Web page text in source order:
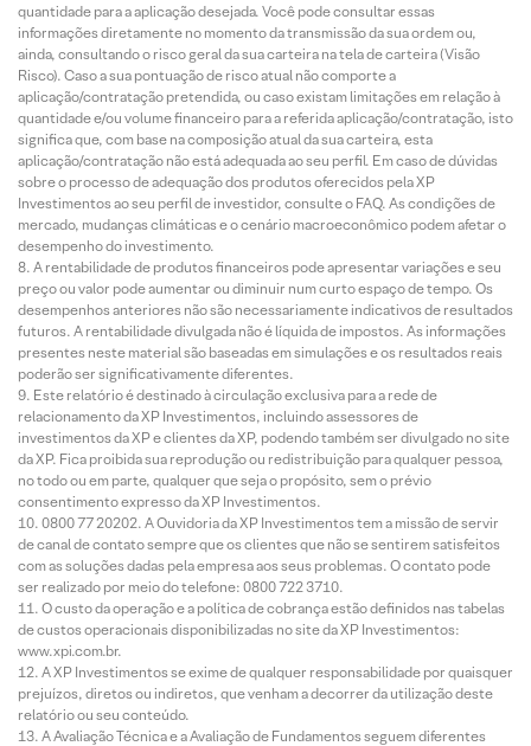
quantidade para a aplicação desejada. Você pode consultar essas
informações diretamente no momento da transmissão da sua ordem ou,
ainda, consultando o risco geral da sua carteira na tela de carteira (Visão
Risco). Caso a sua pontuação de risco atual não comporte a
aplicação/contratação pretendida, ou caso existam limitações em relação à
quantidade e/ou volume financeiro para a referida aplicação/contratação, isto
significa que, com base na composição atual da sua carteira, esta
aplicação/contratação não está adequada ao seu perfil. Em caso de dúvidas
sobre o processo de adequação dos produtos oferecidos pela XP
Investimentos ao seu perfil de investidor, consulte o FAQ. As condições de
mercado, mudanças climáticas e o cenário macroeconômico podem afetar o
desempenho do investimento.
A rentabilidade de produtos financeiros pode apresentar variações e seu
preço ou valor pode aumentar ou diminuir num curto espaço de tempo. Os
desempenhos anteriores não são necessariamente indicativos de resultados
futuros. A rentabilidade divulgada não é líquida de impostos. As informações
presentes neste material são baseadas em simulações e os resultados reais
poderão ser significativamente diferentes.
Este relatório é destinado à circulação exclusiva para a rede de
relacionamento da XP Investimentos, incluindo assessores de
investimentos da XP e clientes da XP, podendo também ser divulgado no site
da XP. Fica proibida sua reprodução ou redistribuição para qualquer pessoa,
no todo ou em parte, qualquer que seja o propósito, sem o prévio
consentimento expresso da XP Investimentos.
0800 77 20202. A Ouvidoria da XP Investimentos tem a missão de servir
de canal de contato sempre que os clientes que não se sentirem satisfeitos
com as soluções dadas pela empresa aos seus problemas. O contato pode
ser realizado por meio do telefone: 0800 722 3710.
O custo da operação e a política de cobrança estão definidos nas tabelas
de custos operacionais disponibilizadas no site da XP Investimentos:
www.xpi.com.br.
A XP Investimentos se exime de qualquer responsabilidade por quaisquer
prejuízos, diretos ou indiretos, que venham a decorrer da utilização deste
relatório ou seu conteúdo.
A Avaliação Técnica e a Avaliação de Fundamentos seguem diferentes